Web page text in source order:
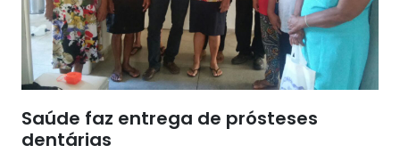
Saúde faz entrega de prósteses
dentárias